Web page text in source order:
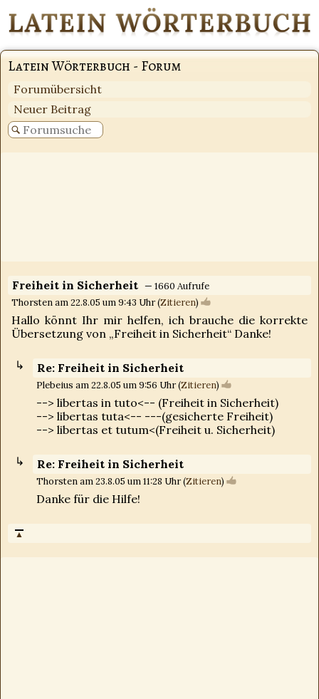
Latein Wörterbuch - Forum
Forumübersicht
Neuer Beitrag
Freiheit in Sicherheit — 1660 Aufrufe
Thorsten am 22.8.05 um 9:43 Uhr (Zitieren)
Hallo könnt Ihr mir helfen, ich brauche die korrekte
Übersetzung von „Freiheit in Sicherheit“ Danke!
Re: Freiheit in Sicherheit
Plebeius am 22.8.05 um 9:56 Uhr (Zitieren)
--> libertas in tuto<-- (Freiheit in Sicherheit)
--> libertas tuta<-- ---(gesicherte Freiheit)
--> libertas et tutum<(Freiheit u. Sicherheit)
Re: Freiheit in Sicherheit
Thorsten am 23.8.05 um 11:28 Uhr (Zitieren)
Danke für die Hilfe!
▲